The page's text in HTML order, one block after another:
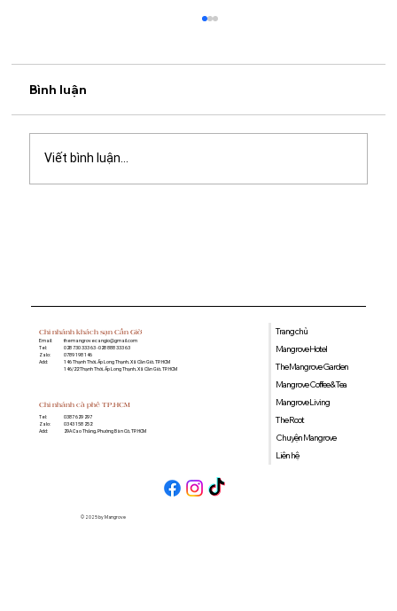
Bình luận
Viết bình luận...
Chi nhánh khách sạn Cần Giờ
Email:
Tel:
Zalo:
Add:
themangrovecangio@gmail.com
028 730 333 63 - 028 888 333 63
0789 198 146
146 Thạnh Thới, Ấp Long Thạnh, Xã Cần Giờ, TP. HCM
146/22 Thạnh Thới, Ấp Long Thạnh, Xã Cần Giờ, TP. HCM
Trang chủ
Mangrove Hotel
The Mangrove Garden
Mangrove Coffee & Tea
Mangrove Living
The Root
Chuyện Mangrove
Liên hệ
Chi nhánh cà phê TP.HCM
Tel:
Zalo:
Add:
0387 629 297
0343 158 252
29A Cao Thắng, Phường Bàn Cờ, TP. HCM
© 2025 by Mangrove